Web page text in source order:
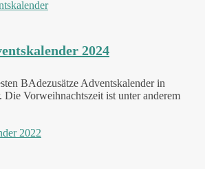
2024
BAdezusätze Adventskalender in
Vorweihnachtszeit ist unter anderem